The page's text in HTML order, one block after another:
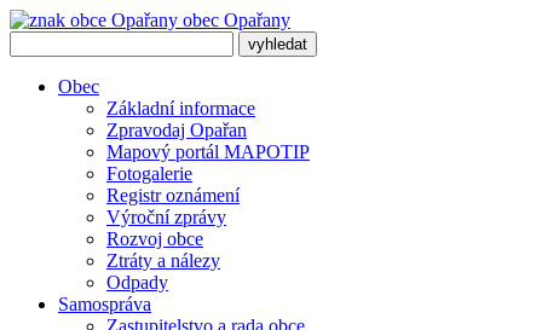
obec Opařany
Obec
Základní informace
Zpravodaj Opařan
Mapový portál MAPOTIP
Fotogalerie
Registr oznámení
Výroční zprávy
Rozvoj obce
Ztráty a nálezy
Odpady
Samospráva
Zastupitelstvo a rada obce